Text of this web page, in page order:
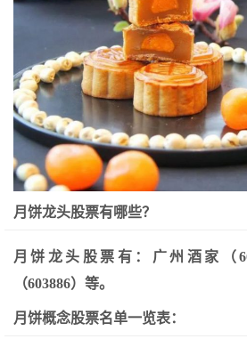
月饼龙头股票有哪些？
月饼龙头股票有：广州酒家（
（603886）等。
月饼概念股票名单一览表：